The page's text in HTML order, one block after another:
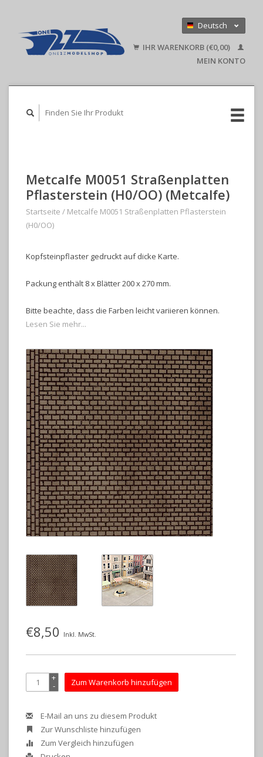
Deutsch
English
IHR WARENKORB (€0,00)
MEIN KONTO
Metcalfe M0051 Straßenplatten
Pflasterstein (H0/OO) (Metcalfe)
Startseite / Metcalfe M0051 Straßenplatten Pflasterstein
(H0/OO)
Kopfsteinpflaster gedruckt auf dicke Karte.
Packung enthält 8 x Blätter 200 x 270 mm.
Bitte beachte, dass die Farben leicht variieren können.
Lesen Sie mehr...
€8,50 Inkl. MwSt.
+
- Zum Warenkorb hinzufügen
E-Mail an uns zu diesem Produkt
Zur Wunschliste hinzufügen
Zum Vergleich hinzufügen